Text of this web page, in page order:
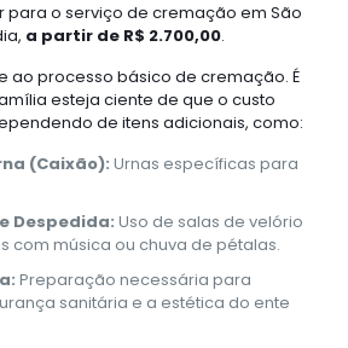
para o serviço de cremação em São
a partir de R$ 2.700,00.
ao processo básico de cremação. É
esteja ciente de que o custo
de itens adicionais, como:
(Caixão): Urnas específicas para
Despedida: Uso de salas de velório
com música ou chuva de pétalas.
Preparação necessária para
sanitária e a estética do ente